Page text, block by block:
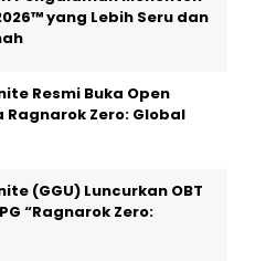
yang Lebih Seru dan
Resmi Buka Open
Ragnarok Zero: Global
(GGU) Luncurkan OBT
“Ragnarok Zero: